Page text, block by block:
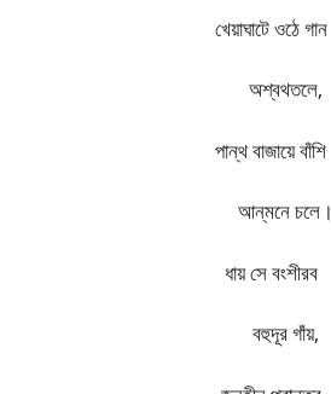
খেয়াঘাটে ওঠে গান
অশ্বথতলে,
পান্থ বাজায়ে বাঁশি
আন্‌মনে চলে।
ধায় সে বংশীরব
বহুদূর গাঁয়,